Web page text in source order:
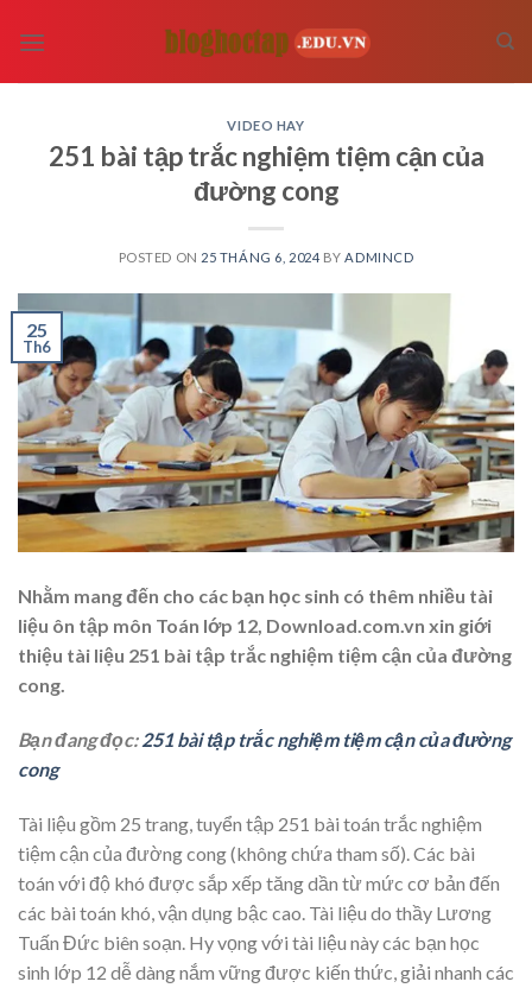
VIDEO HAY
251 bài tập trắc nghiệm tiệm cận của
đường cong
POSTED ON 25 THÁNG 6, 2024 BY ADMINCD
25
Th6
Nhằm mang đến cho các bạn học sinh có thêm nhiều tài
liệu ôn tập môn Toán lớp 12, Download.com.vn xin giới
thiệu tài liệu 251 bài tập trắc nghiệm tiệm cận của đường
cong.
Bạn đang đọc:251 bài tập trắc nghiệm tiệm cận của đường
cong
Tài liệu gồm 25 trang, tuyển tập 251 bài toán trắc nghiệm
tiệm cận của đường cong (không chứa tham số). Các bài
toán với độ khó được sắp xếp tăng dần từ mức cơ bản đến
các bài toán khó, vận dụng bậc cao. Tài liệu do thầy Lương
Tuấn Đức biên soạn. Hy vọng với tài liệu này các bạn học
sinh lớp 12 dễ dàng nắm vững được kiến thức, giải nhanh các